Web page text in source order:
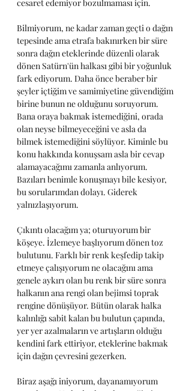
cesaret edemiyor bozulmaması için.
Bilmiyorum, ne kadar zaman geçti o dağın
tepesinde ama etrafa bakınırken bir süre
sonra dağın eteklerinde düzenli olarak
dönen Satürn'ün halkası gibi bir yoğunluk
fark ediyorum. Daha önce beraber bir
şeyler içtiğim ve samimiyetine güvendiğim
birine bunun ne olduğunu soruyorum.
Bana oraya bakmak istemediğini, orada
olan neyse bilmeyeceğini ve asla da
bilmek istemediğini söylüyor. Kiminle bu
konu hakkında konuşsam asla bir cevap
alamayacağımı zamanla anlıyorum.
Bazıları benimle konuşmayı bile kesiyor,
bu sorularımdan dolayı. Giderek
yalnızlaşıyorum.
Çıkıntı olacağım ya; oturuyorum bir
köşeye. İzlemeye başlıyorum dönen toz
bulutunu. Farklı bir renk keşfedip takip
etmeye çalışıyorum ne olacağını ama
genele aykırı olan bu renk bir süre sonra
halkanın ana rengi olan bejimsi toprak
rengine dönüşüyor. Bütün olarak halka
kalınlığı sabit kalan bu bulutun çapında,
yer yer azalmaların ve artışların olduğu
kendini fark ettiriyor, eteklerine bakmak
için dağın çevresini gezerken.
Biraz aşağı iniyorum, dayanamıyorum